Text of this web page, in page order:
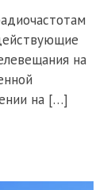
на
на […]